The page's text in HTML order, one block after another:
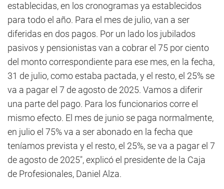
establecidas, en los cronogramas ya establecidos
para todo el año. Para el mes de julio, van a ser
diferidas en dos pagos. Por un lado los jubilados
pasivos y pensionistas van a cobrar el 75 por ciento
del monto correspondiente para ese mes, en la fecha,
31 de julio, como estaba pactada, y el resto, el 25% se
va a pagar el 7 de agosto de 2025. Vamos a diferir
una parte del pago. Para los funcionarios corre el
mismo efecto. El mes de junio se paga normalmente,
en julio el 75% va a ser abonado en la fecha que
teníamos prevista y el resto, el 25%, se va a pagar el 7
de agosto de 2025", explicó el presidente de la Caja
de Profesionales, Daniel Alza.